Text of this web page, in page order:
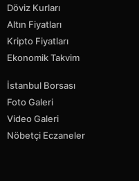
Döviz Kurları
Altın Fiyatları
Kripto Fiyatları
Ekonomik Takvim
İstanbul Borsası
Foto Galeri
Video Galeri
Nöbetçi Eczaneler